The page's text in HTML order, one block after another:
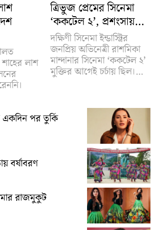
লাশ
ত্রিভুজ প্রেমের সিনেমা
‘ককটেল ২’, প্রশংসায়…
দক্ষিণী সিনেমা ইন্ডাস্ট্রির
জনপ্রিয় অভিনেত্রী রাশমিকা
মান্দানার সিনেমা ‘ককটেল ২’
মুক্তির আগেই চর্চায় ছিল।...
পর তুর্কি
বর্ষাবরণ
রাজমুকুট